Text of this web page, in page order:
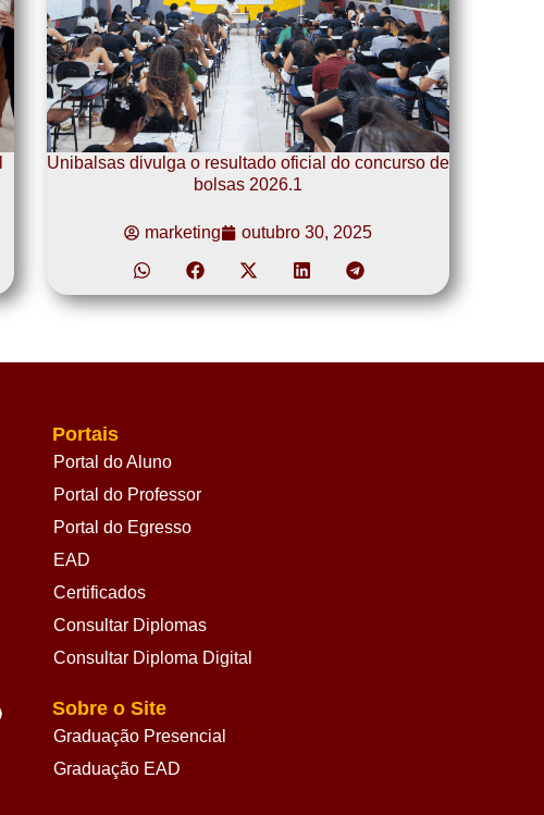
Unibalsas divulga o resultado oficial do concurso de
bolsas 2026.1
marketing outubro 30, 2025
Portais
Portal do Aluno
Portal do Professor
Portal do Egresso
EAD
Certificados
Consultar Diplomas
Consultar Diploma Digital
Sobre o Site
Graduação Presencial
Graduação EAD